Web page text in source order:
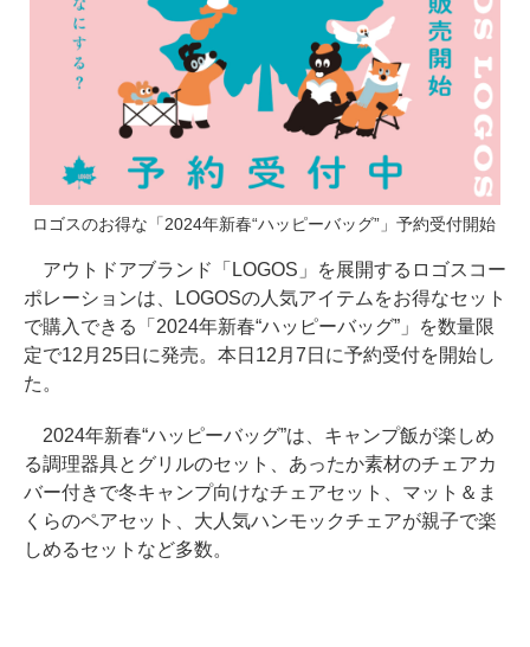
ロゴスのお得な「2024年新春“ハッピーバッグ”」予約受付開始
アウトドアブランド「LOGOS」を展開するロゴスコー
ポレーションは、LOGOSの人気アイテムをお得なセット
で購入できる「2024年新春“ハッピーバッグ”」を数量限
定で12月25日に発売。本日12月7日に予約受付を開始し
た。
2024年新春“ハッピーバッグ”は、キャンプ飯が楽しめ
る調理器具とグリルのセット、あったか素材のチェアカ
バー付きで冬キャンプ向けなチェアセット、マット＆ま
くらのペアセット、大人気ハンモックチェアが親子で楽
しめるセットなど多数。